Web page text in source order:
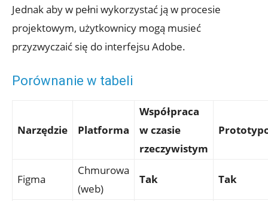
Jednak aby w pełni wykorzystać ją ‌w ⁢procesie
projektowym, użytkownicy mogą musieć
przyzwyczaić się do interfejsu Adobe.
Porównanie w tabeli
Narzędzie Platforma
Współpraca
w‌ czasie
rzeczywistym
Figma
Chmurowa
(web)
Tak Tak